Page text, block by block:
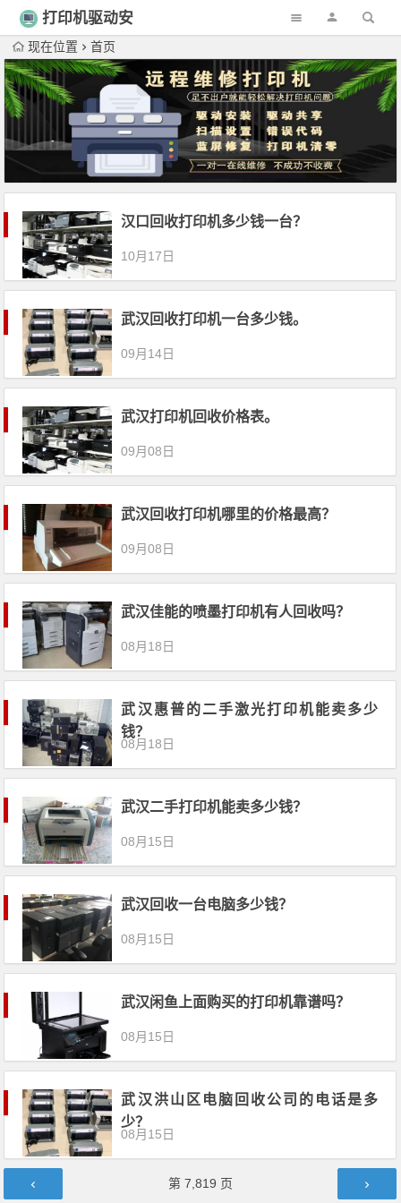
打印机驱动安
装现在位置 首页
汉口回收打印机多少钱一台？
10月17日
武汉回收打印机一台多少钱。
09月14日
武汉打印机回收价格表。
09月08日
武汉回收打印机哪里的价格最高？
09月08日
武汉佳能的喷墨打印机有人回收吗？
08月18日
武汉惠普的二手激光打印机能卖多少
钱？
08月18日
武汉二手打印机能卖多少钱？
08月15日
武汉回收一台电脑多少钱？
08月15日
武汉闲鱼上面购买的打印机靠谱吗？
08月15日
武汉洪山区电脑回收公司的电话是多
少？
08月15日
文章导航 第 7,819 页